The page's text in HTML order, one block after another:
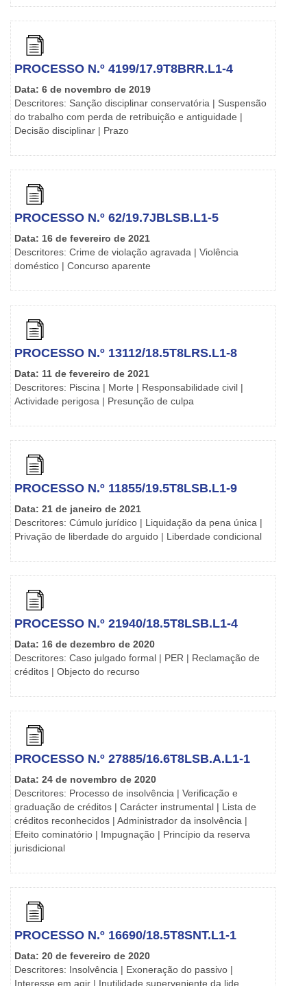
PROCESSO N.º 4199/17.9T8BRR.L1-4
Data: 6 de novembro de 2019
Descritores: Sanção disciplinar conservatória | Suspensão
do trabalho com perda de retribuição e antiguidade |
Decisão disciplinar | Prazo
PROCESSO N.º 62/19.7JBLSB.L1-5
Data: 16 de fevereiro de 2021
Descritores: Crime de violação agravada | Violência
doméstico | Concurso aparente
PROCESSO N.º 13112/18.5T8LRS.L1-8
Data: 11 de fevereiro de 2021
Descritores: Piscina | Morte | Responsabilidade civil |
Actividade perigosa | Presunção de culpa
PROCESSO N.º 11855/19.5T8LSB.L1-9
Data: 21 de janeiro de 2021
Descritores: Cúmulo jurídico | Liquidação da pena única |
Privação de liberdade do arguido | Liberdade condicional
PROCESSO N.º 21940/18.5T8LSB.L1-4
Data: 16 de dezembro de 2020
Descritores: Caso julgado formal | PER | Reclamação de
créditos | Objecto do recurso
PROCESSO N.º 27885/16.6T8LSB.A.L1-1
Data: 24 de novembro de 2020
Descritores: Processo de insolvência | Verificação e
graduação de créditos | Carácter instrumental | Lista de
créditos reconhecidos | Administrador da insolvência |
Efeito cominatório | Impugnação | Princípio da reserva
jurisdicional
PROCESSO N.º 16690/18.5T8SNT.L1-1
Data: 20 de fevereiro de 2020
Descritores: Insolvência | Exoneração do passivo |
Interesse em agir | Inutilidade superveniente da lide